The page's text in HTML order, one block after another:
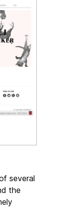
several
the